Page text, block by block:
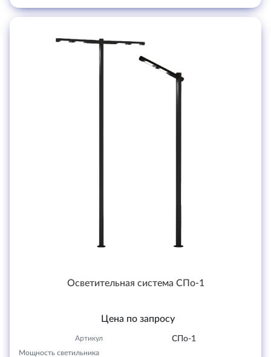
Осветительная система СПо-1
Цена по запросу
Артикул СПо-1
Мощность светильника